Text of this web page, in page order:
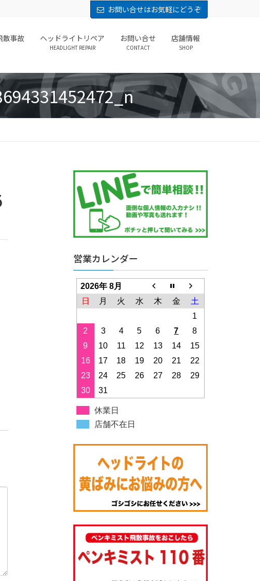
お問い合せはお気軽にどうぞ
散事故 ヘッドライトリペア
HEADLIGHT REPAIR
お問い合せ
CONTACT
店舗情報
SHOP
営業カレンダー
2026年 8月
日
月 火 水 木 金
土
1
2
3 4 5 6 7
8
9
10 11 12 13 14
15
16
17 18 19 20 21
22
23
24 25 26 27 28
29
30
31
休業日
店舗不在日